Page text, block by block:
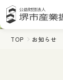
TOP お知らせ